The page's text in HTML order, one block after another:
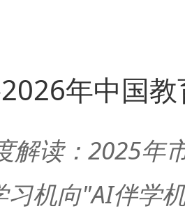
解读：2025年
习机向"AI伴学